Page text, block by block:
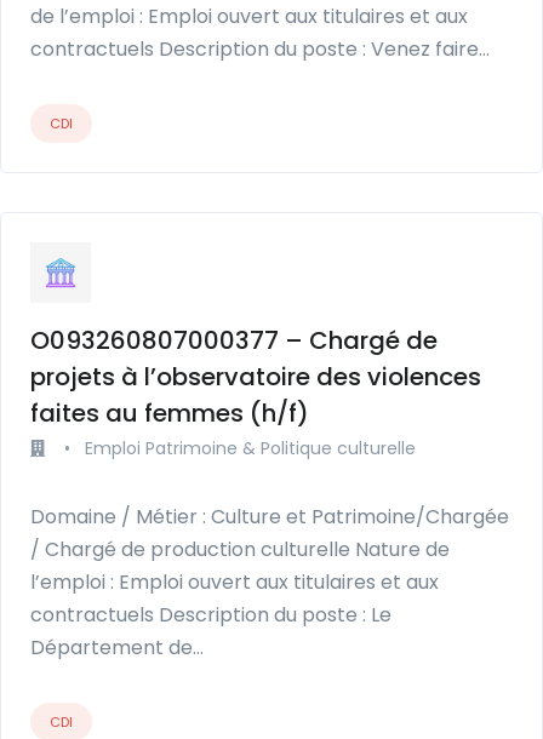
de l’emploi : Emploi ouvert aux titulaires et aux
contractuels Description du poste : Venez faire…
CDI
O093260807000377 – Chargé de
projets à l’observatoire des violences
faites au femmes (h/f)
• Emploi Patrimoine & Politique culturelle
Domaine / Métier : Culture et Patrimoine/Chargée
/ Chargé de production culturelle Nature de
l’emploi : Emploi ouvert aux titulaires et aux
contractuels Description du poste : Le
Département de…
CDI